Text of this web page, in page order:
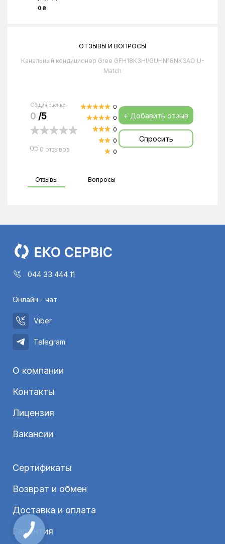
U-Match
0 ₴
ОТЗЫВЫ И ВОПРОСЫ
Канальный кондиционер Gree GFH18K3HI/GUHN18NK3AO U-
Match
Общая оценка
0 /5
0 отзывов
0
0
0
0
0
+ Добавить отзыв
Спросить
Отзывы Вопросы
044 33 444 11
Онлайн - чат
Viber
Telegram
О компании
Контакты
Лицензия
Вакансии
Сертификаты
Возврат и обмен
Доставка и оплата
Гарантия